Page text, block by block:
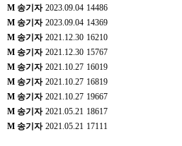
M 송기자 2023.09.04 14486
M 송기자 2023.09.04 14369
M 송기자 2021.12.30 16210
M 송기자 2021.12.30 15767
M 송기자 2021.10.27 16019
M 송기자 2021.10.27 16819
M 송기자 2021.10.27 19667
M 송기자 2021.05.21 18617
M 송기자 2021.05.21 17111